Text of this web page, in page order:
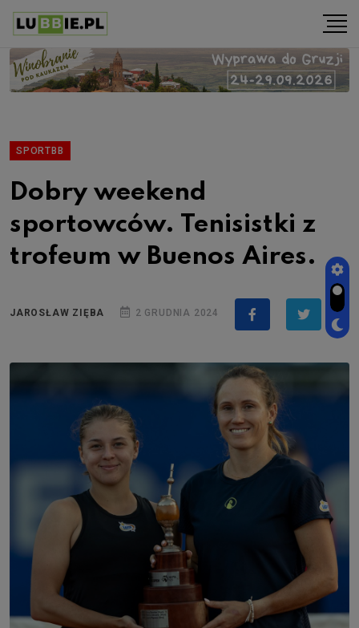
SPORTBB
Dobry weekend
sportowców. Tenisistki z
trofeum w Buenos Aires.
JAROSŁAW ZIĘBA 2 GRUDNIA 2024